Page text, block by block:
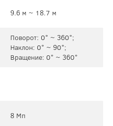
9.6 м ~ 18.7 м
Поворот: 0° ~ 360°;
Наклон: 0° ~ 90°;
Вращение: 0° ~ 360°
8 Мп